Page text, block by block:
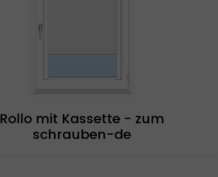
Rollo mit Kassette - zum
schrauben-de